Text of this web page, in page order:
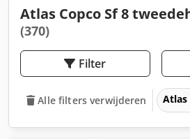
Atlas Copco Sf 8
(370)
Filter
Alle filters verwijderen Atlas